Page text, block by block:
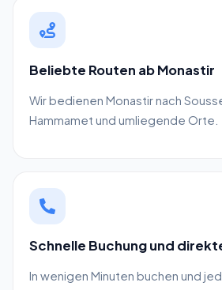
Beliebte Routen ab Monastir
Wir bedienen Monastir nach
Hammamet und umliegende Orte.
Schnelle Buchung und
In wenigen Minuten buchen und